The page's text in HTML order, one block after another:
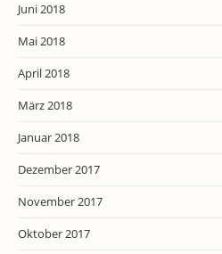
Juni 2018
Mai 2018
April 2018
März 2018
Januar 2018
Dezember 2017
November 2017
Oktober 2017